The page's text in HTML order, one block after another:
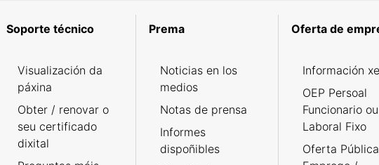
Soporte técnico
Visualización da
páxina
Obter / renovar o
seu certificado
dixital
Prema
Noticias en los
medios
Notas de prensa
Informes
dispoñibles
Oferta de
Información
OEP Persoal
Funcionario ou
Laboral Fixo
Oferta